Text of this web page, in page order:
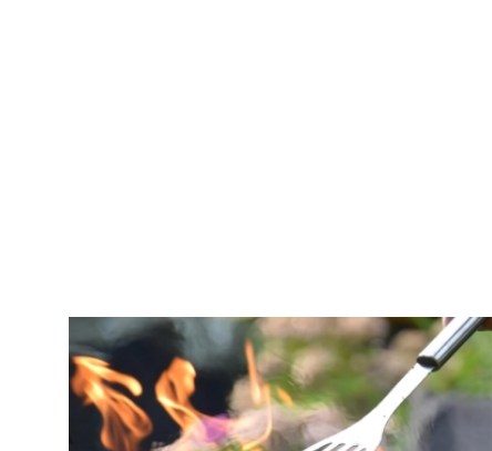
Οδηγός BBQ: Tips και μυστικά για τέλειο
ψήσιμο κάθε φορά
BARBEQUE